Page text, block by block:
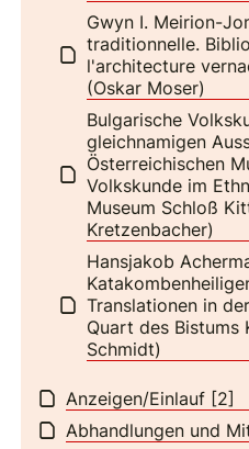
Gwyn I. Meirion-
traditionnelle.
l'architecture
(Oskar Moser)
Bulgarische
gleichnamigen
Österreichischen
Volkskunde im
Museum Schloß
Kretzenbacher)
Hansjakob
Translationen in
Quart des Bistums
Schmidt)
Anzeigen/Einlauf [2]
Abhandlungen und